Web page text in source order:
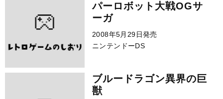
パーロボット大戦OGサ
ーガ
2008年5月29日発売
ニンテンドーDS
ブルードラゴン異界の巨
獣